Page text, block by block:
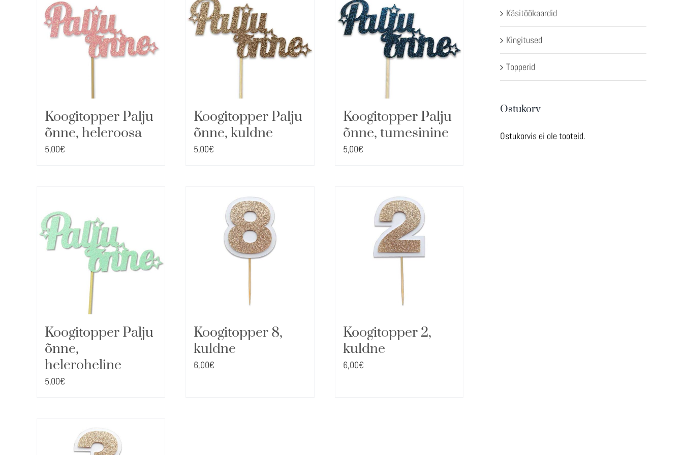
Koogitopper Palju
õnne, heleroosa
5,00€
Koogitopper Palju
õnne, kuldne
5,00€
Koogitopper Palju
õnne, tumesinine
5,00€
Koogitopper Palju
õnne,
heleroheline
5,00€
Koogitopper 8,
kuldne
6,00€
Koogitopper 2,
kuldne
6,00€
Käsitöökaardid
Kingitused
Topperid
Ostukorv
Ostukorvis ei ole tooteid.